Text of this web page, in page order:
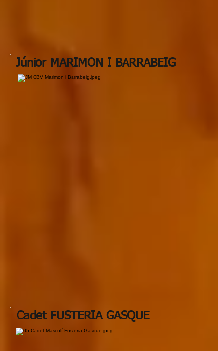
Júnior MARIMON I BARRABEIG
Cadet FUSTERIA GASQUE